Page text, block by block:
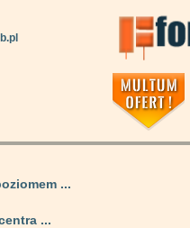
...
...